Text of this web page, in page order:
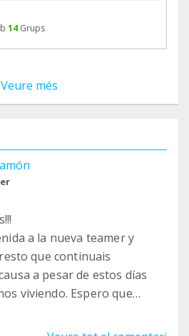
14 Grups
Veure més
a la nueva teamer y
que continuais
a pesar de estos días
viviendo. Espero que
familias y allegados